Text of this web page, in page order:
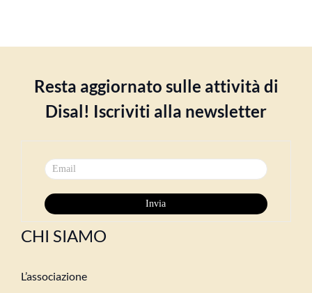
Resta aggiornato sulle attività di
Disal! Iscriviti alla newsletter
CHI SIAMO
L’associazione